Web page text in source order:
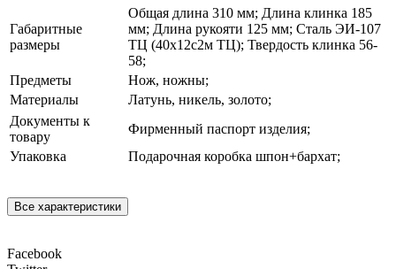
Габаритные
размеры
Общая длина 310 мм; Длина клинка 185
мм; Длина рукояти 125 мм; Сталь ЭИ-107
ТЦ (40х12с2м ТЦ); Твердость клинка 56-
58;
Предметы
Нож, ножны;
Материалы
Латунь, никель, золото;
Документы к
товару
Фирменный паспорт изделия;
Упаковка
Подарочная коробка шпон+бархат;
Все характеристики
Facebook